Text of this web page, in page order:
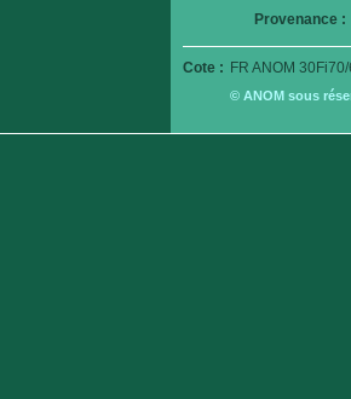
Provenance :
Cote : FR ANOM
© ANOM sous